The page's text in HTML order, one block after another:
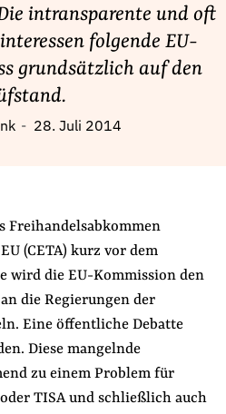
Uns
Instagram
YoutubeLinkedIn
Feed
intransparente und oft
folgende EU-
grundsätzlich auf den
28. Juli 2014
Freihandelsabkommen
(CETA) kurz vor dem
wird die EU-Kommission den
die Regierungen der
Eine öffentliche Debatte
Diese mangelnde
zu einem Problem für
TISA und schließlich auch